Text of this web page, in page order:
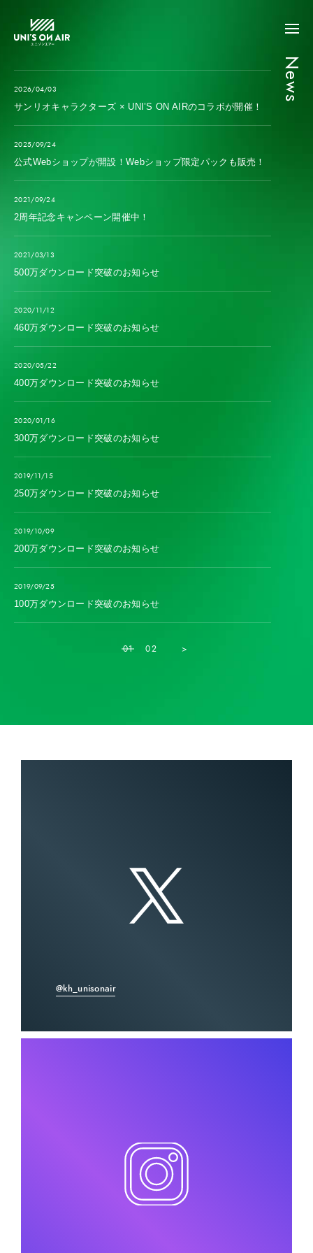
News
2026/04/03
サンリオキャラクターズ × UNI’S ON AIRのコラボが開催！
2025/09/24
公式Webショップが開設！Webショップ限定パックも販売！
2021/09/24
2周年記念キャンペーン開催中！
2021/03/13
500万ダウンロード突破のお知らせ
2020/11/12
460万ダウンロード突破のお知らせ
2020/05/22
400万ダウンロード突破のお知らせ
2020/01/16
300万ダウンロード突破のお知らせ
2019/11/15
250万ダウンロード突破のお知らせ
2019/10/09
200万ダウンロード突破のお知らせ
2019/09/25
100万ダウンロード突破のお知らせ
1 2 >
@kh_unisonair